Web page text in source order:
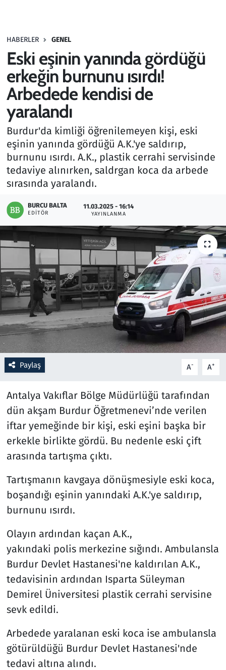
HABERLER GENEL
Eski eşinin yanında gördüğü
erkeğin burnunu ısırdı!
Arbedede kendisi de
yaralandı
Burdur'da kimliği öğrenilemeyen kişi, eski
eşinin yanında gördüğü A.K.'ye saldırıp,
burnunu ısırdı. A.K., plastik cerrahi servisinde
tedaviye alınırken, saldrgan koca da arbede
sırasında yaralandı.
BURCU BALTA
EDITÖR
11.03.2025 - 16:14
YAYINLANMA
Paylaş A- A+
Antalya Vakıflar Bölge Müdürlüğü tarafından
dün akşam Burdur Öğretmenevi’nde verilen
iftar yemeğinde bir kişi, eski eşini başka bir
erkekle birlikte gördü. Bu nedenle eski çift
arasında tartışma çıktı.
Tartışmanın kavgaya dönüşmesiyle eski koca,
boşandığı eşinin yanındaki A.K.'ye saldırıp,
burnunu ısırdı.
Olayın ardından kaçan A.K.,
yakındaki polis merkezine sığındı. Ambulansla
Burdur Devlet Hastanesi'ne kaldırılan A.K.,
tedavisinin ardından Isparta Süleyman
Demirel Üniversitesi plastik cerrahi servisine
sevk edildi.
Arbedede yaralanan eski koca ise ambulansla
götürüldüğü Burdur Devlet Hastanesi'nde
tedavi altına alındı.
Haber
Kültür Sanat
Kurumsal Haberler
Lezzet Durağı
Memur ve Kamu
Otomobil
Ramazan
Resmi İlanlar
Rüya Tabirleri
Sağlık
Savunma Sanayi
Seçim 2023
Teknoloji ve Bilim
Televizyon